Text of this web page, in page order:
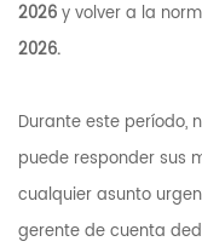
2026y volver a la
2026.
Durante este período,
puede responder sus
cualquier asunto
gerente de cuenta